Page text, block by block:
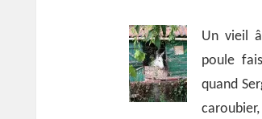
Un vieil
poule
quand